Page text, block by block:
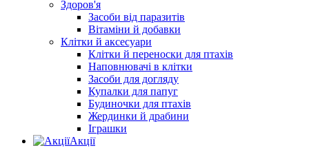
Здоров'я
Засоби від паразитів
Вітаміни й добавки
Клітки й аксесуари
Клітки й переноски для птахів
Наповнювачі в клітки
Засоби для догляду
Купалки для папуг
Будиночки для птахів
Жердинки й драбини
Іграшки
Акції